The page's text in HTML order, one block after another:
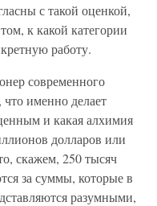
с такой оценкой,
к какой категории
работу.
современного
что именно делает
и какая алхимия
долларов или
скажем, 250 тысяч
за суммы, которые в
разумными,